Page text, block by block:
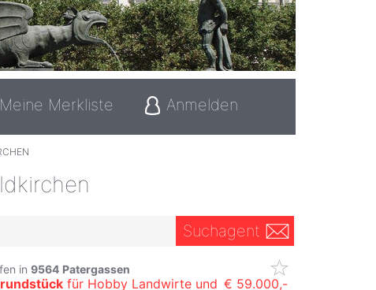
Meine Merkliste Anmelden
Suchagent
in 9564 Patergassen
für Hobby Landwirte und € 59.000,-